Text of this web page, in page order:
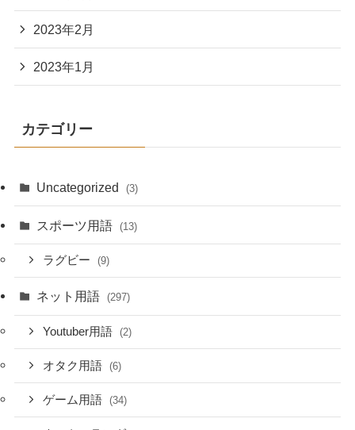
2023年2月
2023年1月
カテゴリー
Uncategorized (3)
スポーツ用語 (13)
ラグビー (9)
ネット用語 (297)
Youtuber用語 (2)
オタク用語 (6)
ゲーム用語 (34)